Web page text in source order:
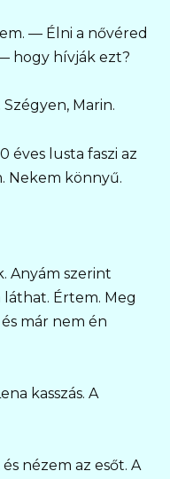
— Élni a nővéred
hogy hívják ezt?
Marin.
éves lusta faszi az
Nekem könnyű.
Anyám szerint
láthat. Értem. Meg
már nem én
kasszás. A
nézem az esőt. A